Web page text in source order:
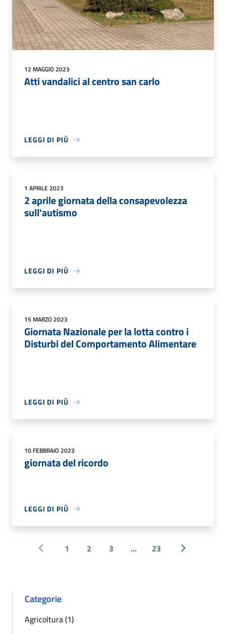
12 MAGGIO 2023
Atti vandalici al centro san carlo
LEGGI DI PIÙ
1 APRILE 2023
2 aprile giornata della consapevolezza
sull'autismo
LEGGI DI PIÙ
15 MARZO 2023
Giornata Nazionale per la lotta contro i
Disturbi del Comportamento Alimentare
LEGGI DI PIÙ
10 FEBBRAIO 2023
giornata del ricordo
LEGGI DI PIÙ
Pagina precedente
1 2 3 ... 23 Successiva
Categorie
Agricoltura (1)